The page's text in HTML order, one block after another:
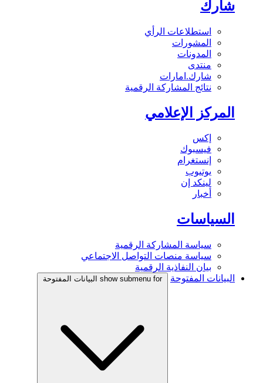
شارك
استطلاعات الرأي
المشورات
المدونات
منتدى
شارك.امارات
نتائج المشاركة الرقمية
المركز الإعلامي
إكس
فيسبوك
إنستغرام
يوتيوب
لينكد إن
أخبار
السياسات
سياسة المشاركة الرقمية
سياسة منصات التواصل الاجتماعي
بيان النفاذية الرقمية
البيانات المفتوحة
show submenu for البيانات المفتوحة